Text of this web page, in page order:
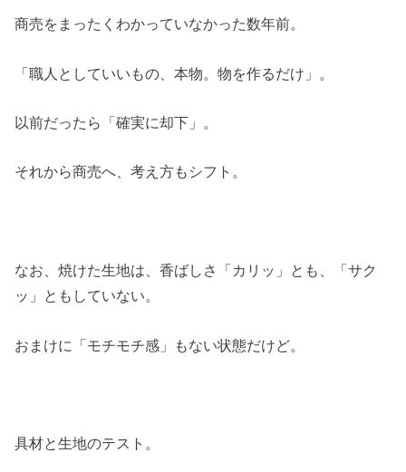
商売をまったくわかっていなかった数年前。
「職人としていいもの、本物。物を作るだけ」。
以前だったら「確実に却下」。
それから商売へ、考え方もシフト。
なお、焼けた生地は、香ばしさ「カリッ」とも、「サク
ッ」ともしていない。
おまけに「モチモチ感」もない状態だけど。
具材と生地のテスト。